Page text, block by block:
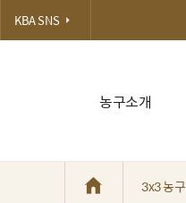
농구소개
KBA SNS
3x3 농구